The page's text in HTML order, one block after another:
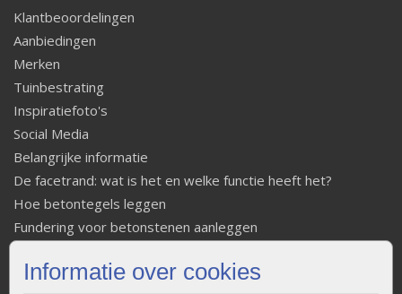
Informatie over cookies
Klantbeoordelingen
Aanbiedingen
Merken
Tuinbestrating
Inspiratiefoto's
Social Media
Belangrijke informatie
De facetrand: wat is het en welke functie heeft het?
Hoe betontegels leggen
Fundering voor betonstenen aanleggen
Strakke tuin inrichten